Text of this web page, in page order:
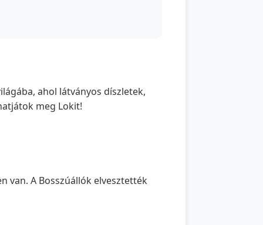
ahol látványos díszletek,
meg Lokit!
van. A Bosszúállók elvesztették